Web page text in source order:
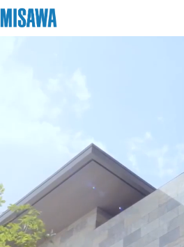
商品ラインアップ
デザイン
テクノロジー（住まいの性能）
建築事例・建築実例
個人のお客さま
賃貸住宅
賃貸併用住宅
リフォーム
戸建て・マンション
ミサワリフォームとは
まちづくり
複合開発・投資開発